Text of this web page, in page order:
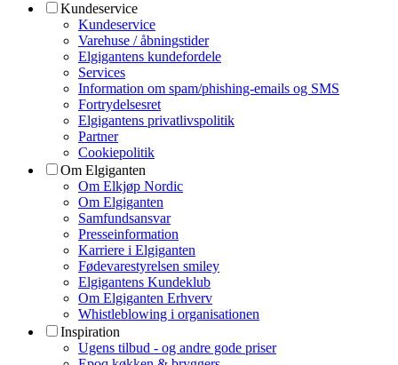
Kundeservice
Kundeservice
Varehuse / åbningstider
Elgigantens kundefordele
Services
Information om spam/phishing-emails og SMS
Fortrydelsesret
Elgigantens privatlivspolitik
Partner
Cookiepolitik
Om Elgiganten
Om Elkjøp Nordic
Om Elgiganten
Samfundsansvar
Presseinformation
Karriere i Elgiganten
Fødevarestyrelsen smiley
Elgigantens Kundeklub
Om Elgiganten Erhverv
Whistleblowing i organisationen
Inspiration
Ugens tilbud - og andre gode priser